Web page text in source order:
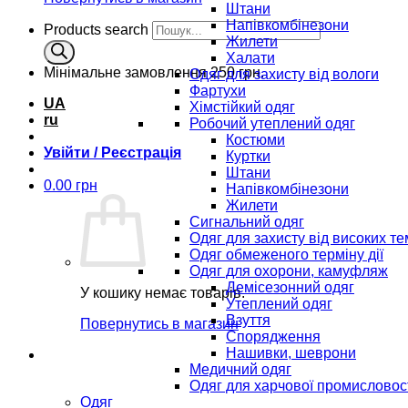
Products search
Мінімальне замовлення250 грн.
UA
ru
Увійти / Реєстрація
0.00 грн
У кошику немає товарів.
Повернутись в магазин
Штани
Напівкомбінезони
Жилети
Халати
Одяг для захисту від вологи
Фартухи
Хімстійкий одяг
Робочий утеплений одяг
Костюми
Куртки
Штани
Напівкомбінезони
Жилети
Сигнальний одяг
Одяг для захисту від високих
Одяг обмеженого терміну дії
Одяг для охорони, камуфляж
Демісезонний одяг
Утеплений одяг
Взуття
Спорядження
Нашивки, шеврони
Медичний одяг
Одяг для харчової
Одяг